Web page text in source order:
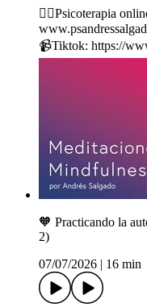
🙋‍♂️Psicoterapia
📹Tiktok: ⁠⁠⁠⁠⁠⁠⁠⁠⁠⁠⁠⁠⁠⁠⁠⁠⁠⁠⁠⁠⁠⁠⁠⁠⁠⁠⁠⁠⁠⁠⁠⁠⁠⁠⁠⁠⁠⁠⁠⁠⁠⁠⁠⁠⁠⁠⁠⁠⁠⁠⁠⁠⁠⁠⁠⁠⁠⁠https://
🧡 Practicando la
2)
07/07/2026
16 min